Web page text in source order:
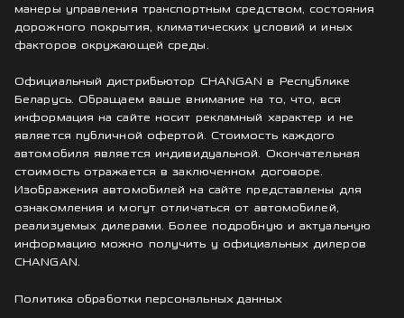
манеры управления транспортным средством, состояния
дорожного покрытия, климатических условий и иных
факторов окружающей среды.
Официальный дистрибьютор CHANGAN в Республике
Беларусь. Обращаем ваше внимание на то, что, вся
информация на сайте носит рекламный характер и не
является публичной офертой. Стоимость каждого
автомобиля является индивидуальной. Окончательная
стоимость отражается в заключенном договоре.
Изображения автомобилей на сайте представлены для
ознакомления и могут отличаться от автомобилей,
реализуемых дилерами. Более подробную и актуальную
информацию можно получить у официальных дилеров
CHANGAN.
Политика обработки персональных данных